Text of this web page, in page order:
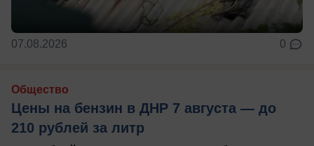
07.08.2026 0
Общество
Цены на бензин в ДНР 7 августа — до
210 рублей за литр